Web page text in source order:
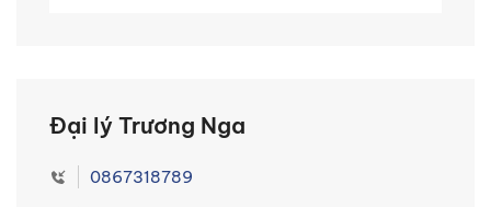
Đại lý Trương Nga
0867318789